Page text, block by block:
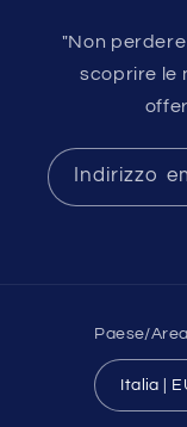
"Non
scoprire le
Indirizzo
Paese/